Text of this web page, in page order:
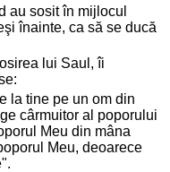
au sosit în mijlocul
înainte, ca să se ducă
lui Saul, îi
la tine pe un om din
cârmuitor al poporului
Meu din mâna
Meu, deoarece